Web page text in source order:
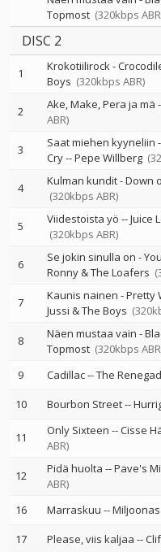
Topmost (320kbps
DISC 2
1 Krokotiilirock -
Boys (320kbps ABR)
2 Ake, Make, Pera ja mä
ABR)
3
Saat miehen kyyneliin
Cry--Pepe Willberg
4 Kulman kundit - Down
(320kbps ABR)
5 Viidestoista yö --Juice
(320kbps ABR)
6 Se jokin sinulla on -
Ronny & The Loafers
7 Kaunis nainen - Pretty
Jussi & The Boys
8 Näen mustaa vain -
Topmost (320kbps
9 Cadillac--The
10
Bourbon Street--
11 Only Sixteen --Cisse
ABR)
12 Pidä huolta --Pave's
ABR)
16 Marraskuu --
17
Please, viis kaljaa --